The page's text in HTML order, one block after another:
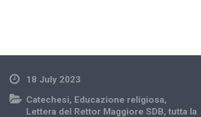
18 July 2023
Catechesi, Educazione religiosa,
Lettera del Rettor Maggiore SDB,tutta la